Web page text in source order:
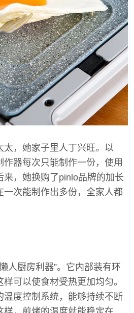
太，她家子里人丁兴旺。以
器每次只能制作一份，使用
来，她换购了pinlo品牌的加长
一次能制作出多份，全家人都
人厨房利器”。它内部装有环
可以使食材受热更加均匀。
温度控制系统，能够持续不断